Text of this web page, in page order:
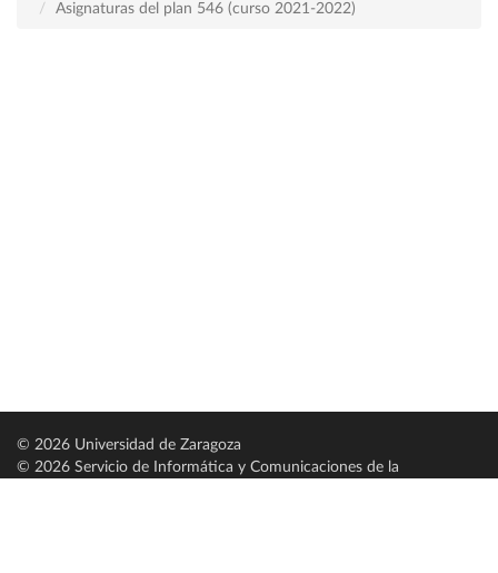
Asignaturas del plan 546 (curso 2021-2022)
© 2026 Universidad de Zaragoza
© 2026 Servicio de Informática y Comunicaciones de la